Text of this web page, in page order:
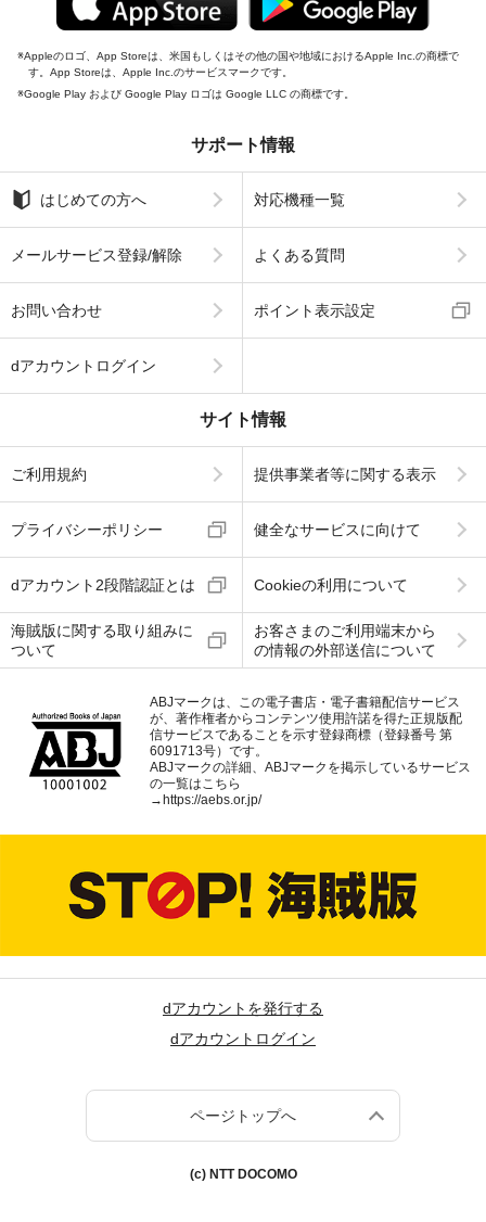
Appleのロゴ、App Storeは、米国もしくはその他の国や地域におけるApple Inc.の商標で
す。App Storeは、Apple Inc.のサービスマークです。
Google Play および Google Play ロゴは Google LLC の商標です。
サポート情報
はじめての方へ 対応機種一覧
メールサービス登録/解除 よくある質問
お問い合わせ ポイント表示設定
dアカウントログイン
サイト情報
ご利用規約 提供事業者等に関する表示
プライバシーポリシー 健全なサービスに向けて
dアカウント2段階認証とは Cookieの利用について
海賊版に関する取り組みに
ついて
お客さまのご利用端末から
の情報の外部送信について
ABJマークは、この電子書店・電子書籍配信サービス
が、著作権者からコンテンツ使用許諾を得た正規版配
信サービスであることを示す登録商標（登録番号 第
6091713号）です。
ABJマークの詳細、ABJマークを掲示しているサービス
の一覧はこちら
→ https://aebs.or.jp/
dアカウントを発行する
dアカウントログイン
ページトップへ
(c) NTT DOCOMO